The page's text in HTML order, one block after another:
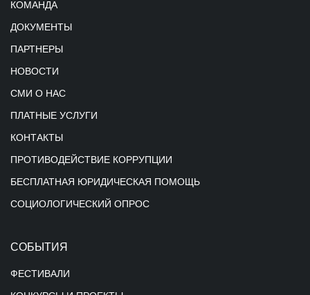
КОМАНДА
ДОКУМЕНТЫ
ПАРТНЕРЫ
НОВОСТИ
СМИ О НАС
ПЛАТНЫЕ УСЛУГИ
КОНТАКТЫ
ПРОТИВОДЕЙСТВИЕ КОРРУПЦИИ
БЕСПЛАТНАЯ ЮРИДИЧЕСКАЯ ПОМОЩЬ
СОЦИОЛОГИЧЕСКИЙ ОПРОС
СОБЫТИЯ
ФЕСТИВАЛИ